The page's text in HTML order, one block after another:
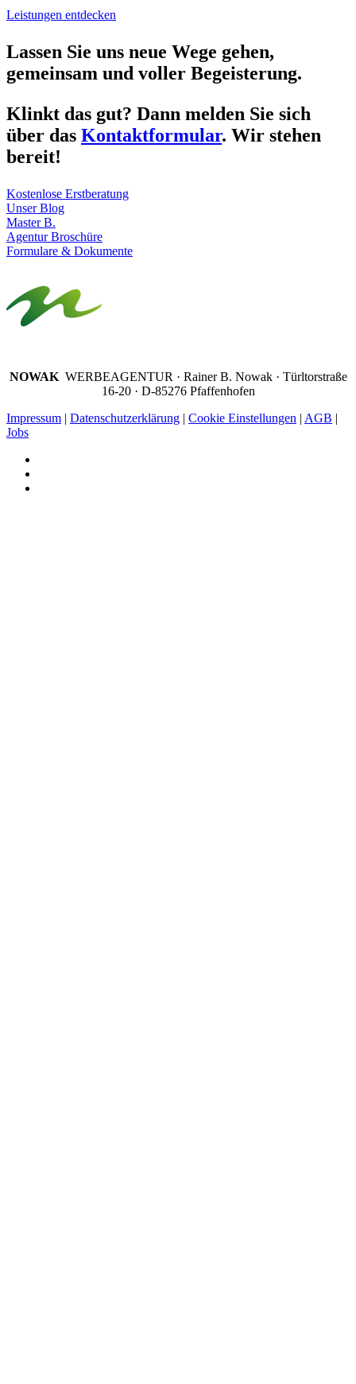
Leistungen entdecken
Lassen Sie uns neue Wege gehen,
gemeinsam und voller Begeisterung.
Klinkt das gut? Dann melden Sie sich
über das Kontaktformular. Wir stehen
bereit!
Kostenlose Erstberatung
Unser Blog
Master B.
Agentur Broschüre
Formulare & Dokumente
NOWAKWERBEAGENTUR · Rainer B. Nowak · Türltorstraße
16-20 · D-85276 Pfaffenhofen
Impressum | Datenschutzerklärung | Cookie Einstellungen | AGB |
Jobs